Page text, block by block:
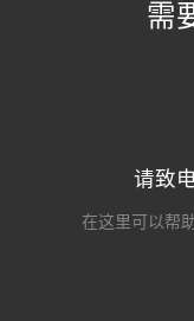
需
请致
在这里可以帮